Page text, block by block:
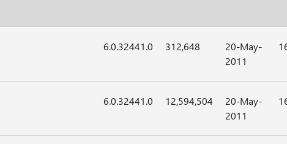
6.0.32441.0 312,648
20-May-
2011
6.0.32441.0 12,594,504
20-May-
2011